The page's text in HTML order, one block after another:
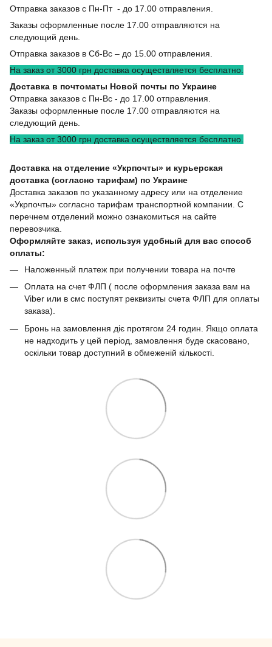
Отправка заказов с Пн-Пт - до 17.00 отправления.
Заказы оформленные после 17.00 отправляются на
следующий день.
Отправка заказов в Сб-Вс – до 15.00 отправления.
На заказ от 3000 грн доставка осуществляется бесплатно.
Доставка в почтоматы Новой почты по Украине
Отправка заказов с Пн-Вс - до 17.00 отправления.
Заказы оформленные после 17.00 отправляются на
следующий день.
На заказ от 3000 грн доставка осуществляется бесплатно.
Доставка на отделение «Укрпочты» и курьерская
доставка (согласно тарифам) по Украине
Доставка заказов по указанному адресу или на отделение
«Укрпочты» согласно тарифам транспортной компании. С
перечнем отделений можно ознакомиться на сайте
перевозчика.
Оформляйте заказ, используя удобный для вас способ
оплаты:
Наложенный платеж при получении товара на почте
Оплата на счет ФЛП ( после оформления заказа вам на
Viber или в смс поступят реквизиты счета ФЛП для оплаты
заказа).
Бронь на замовлення діє протягом 24 годин. Якщо оплата
не надходить у цей період, замовлення буде скасовано,
оскільки товар доступний в обмеженій кількості.